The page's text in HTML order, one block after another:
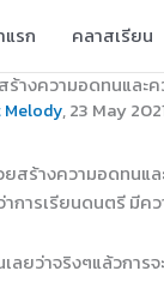
แรก คลาสเรียน
างความอดทนและ
Melody, 23 May
การเรียนดนตรี มีค
ยว่าจริงๆแล้วการ